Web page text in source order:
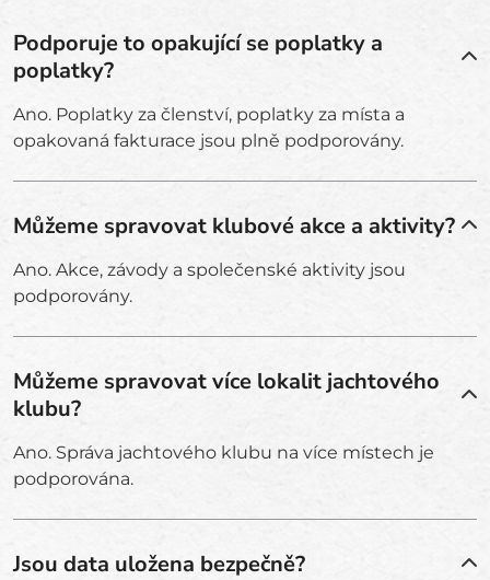
Podporuje to opakující se poplatky a
poplatky?
Ano. Poplatky za členství, poplatky za místa a
opakovaná fakturace jsou plně podporovány.
Můžeme spravovat klubové akce a aktivity?
Ano. Akce, závody a společenské aktivity jsou
podporovány.
Můžeme spravovat více lokalit jachtového
klubu?
Ano. Správa jachtového klubu na více místech je
podporována.
Jsou data uložena bezpečně?